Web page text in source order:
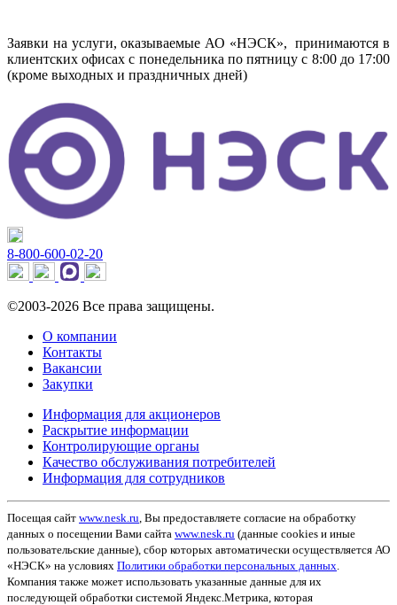
Заявки на услуги, оказываемые АО «НЭСК», принимаются в
клиентских офисах с понедельника по пятницу с 8:00 до 17:00
(кроме выходных и праздничных дней)
8-800-600-02-20
©2003-2026 Все права защищены.
О компании
Контакты
Вакансии
Закупки
Информация для акционеров
Раскрытие информации
Контролирующие органы
Качество обслуживания потребителей
Информация для сотрудников
Посещая сайт www.nesk.ru , Вы предоставляете согласие на обработку
данных о посещении Вами сайта www.nesk.ru (данные cookies и иные
пользовательские данные), сбор которых автоматически осуществляется АО
«НЭСК» на условиях Политики обработки персональных данных
Компания также может использовать указанные данные для их
последующей обработки системой Яндекс.Метрика, которая